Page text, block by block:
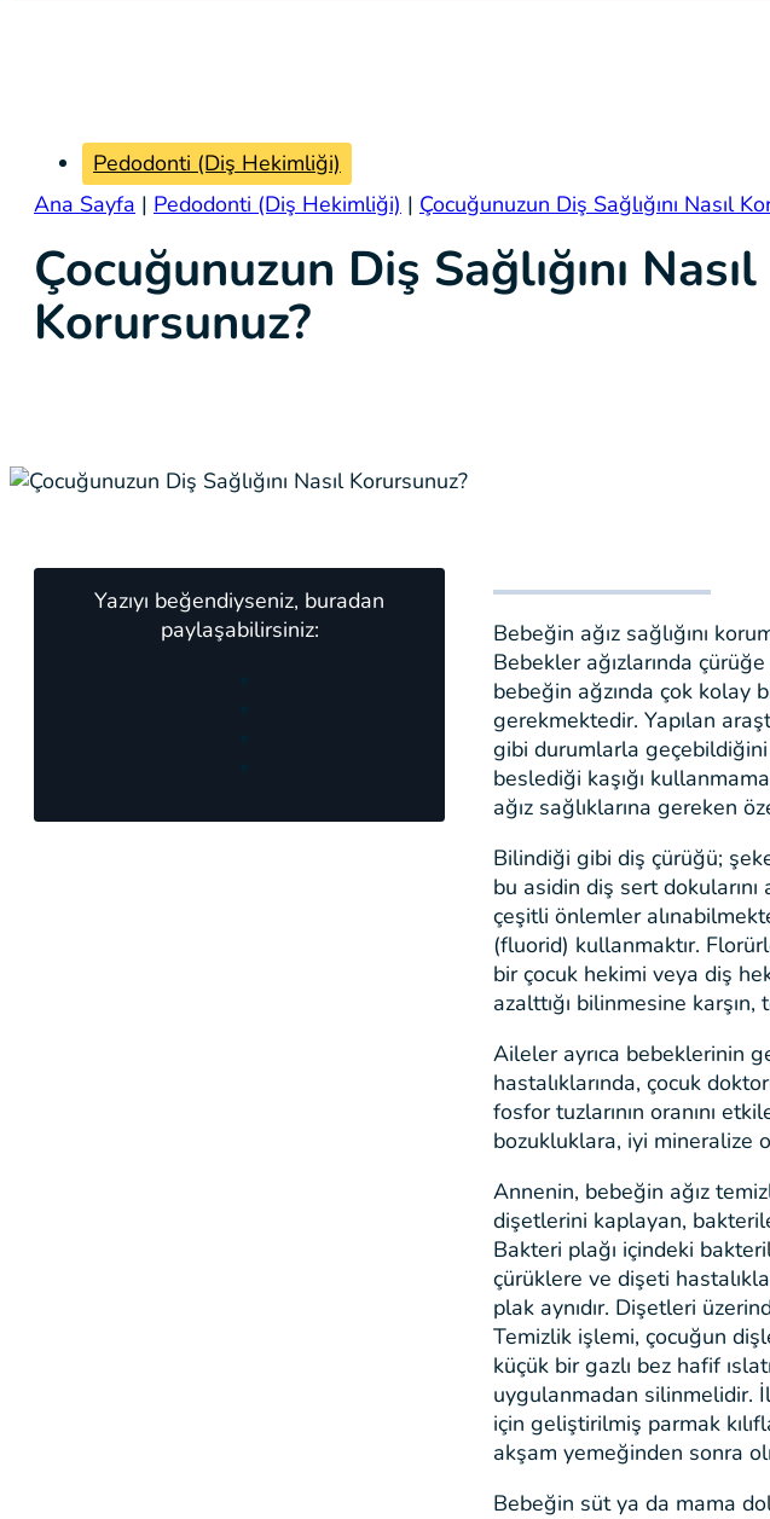
Pedodonti (Diş Hekimliği)
Ana Sayfa | Pedodonti (Diş Hekimliği) | Çocuğunuzun Diş Sağlığını Nasıl
Çocuğunuzun Diş Sağlığını Nasıl
Korursunuz?
Yazıyı beğendiyseniz, buradan
paylaşabilirsiniz:
Bebeğin ağız sağlığını
Bebekler ağızlarında
bebeğin ağzında çok kolay
gerekmektedir. Yapılan
gibi durumlarla geçebildiğini
beslediği kaşığı
ağız sağlıklarına gereken
Bilindiği gibi diş çürüğü;
bu asidin diş sert dokularını
çeşitli önlemler
(fluorid) kullanmaktır.
bir çocuk hekimi veya diş
azalttığı bilinmesine
Aileler ayrıca bebeklerinin
hastalıklarında, çocuk
fosfor tuzlarının oranını
bozukluklara, iyi mineralize
Annenin, bebeğin ağız
dişetlerini kaplayan,
Bakteri plağı içindeki
çürüklere ve dişeti
plak aynıdır. Dişetleri
Temizlik işlemi, çocuğun
küçük bir gazlı bez hafif
uygulanmadan silinmelidir.
için geliştirilmiş parmak
akşam yemeğinden sonra
Bebeğin süt ya da mama